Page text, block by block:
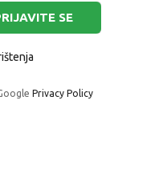
SE
Privacy Policy